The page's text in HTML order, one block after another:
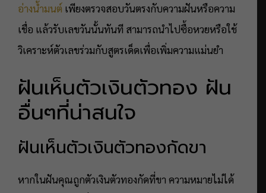
อ่างน้ำมนต์ เพียงตรวจสอบวันตรงกับความฝันหรือความ
เชื่อ แล้วรับเลขวันนั้นทันที สามารถนำไปซื้อหวยหรือใช้
วิเคราะห์ตัวเลขร่วมกับสูตรเด็ดเพื่อเพิ่มความแม่นยำ
ฝันเห็นตัวเงินตัวทอง ฝัน
อื่นๆที่น่าสนใจ
ฝันเห็นตัวเงินตัวทองกัดขา
หากในฝันคุณถูกตัวเงินตัวทองกัดที่ขา ความหมายไม่ได้